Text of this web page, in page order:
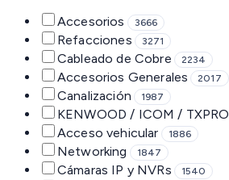
Accesorios 3666
Refacciones 3271
Cableado de Cobre 2234
Accesorios Generales 2017
Canalización 1987
KENWOOD / ICOM / TXPRO
Acceso vehicular 1886
Networking 1847
Cámaras IP y NVRs 1540